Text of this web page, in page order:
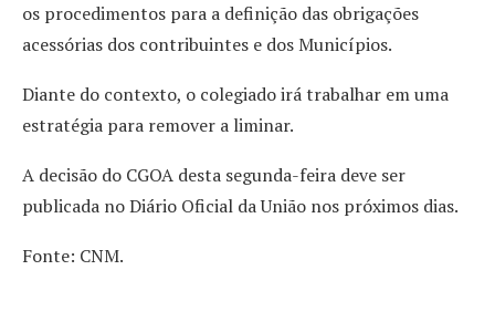
os procedimentos para a definição das obrigações
acessórias dos contribuintes e dos Municípios.
Diante do contexto, o colegiado irá trabalhar em uma
estratégia para remover a liminar.
A decisão do CGOA desta segunda-feira deve ser
publicada no Diário Oficial da União nos próximos dias.
Fonte: CNM.